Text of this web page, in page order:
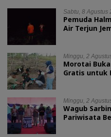
Sabtu, 8 Agustus
Pemuda
Air Terjun
Minggu, 2
Morotai
Gratis untuk
Minggu, 2
Wagub
Pariwisata